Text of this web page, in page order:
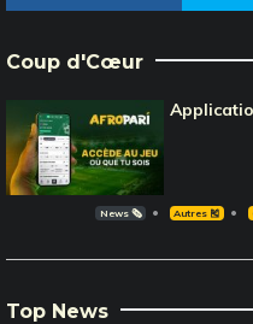
Coup d'Cœur
News 🗞️ Autres 🎽
Top News